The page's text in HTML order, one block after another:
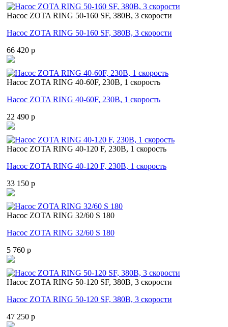
Насос ZOTA RING 50-160 SF, 380В, 3 скорости
Насос ZOTA RING 50-160 SF, 380В, 3 скорости
66 420 p
Насос ZOTA RING 40-60F, 230В, 1 скорость
Насос ZOTA RING 40-60F, 230В, 1 скорость
22 490 p
Насос ZOTA RING 40-120 F, 230В, 1 скорость
Насос ZOTA RING 40-120 F, 230В, 1 скорость
33 150 p
Насос ZOTA RING 32/60 S 180
Насос ZOTA RING 32/60 S 180
5 760 p
Насос ZOTA RING 50-120 SF, 380В, 3 скорости
Насос ZOTA RING 50-120 SF, 380В, 3 скорости
47 250 p